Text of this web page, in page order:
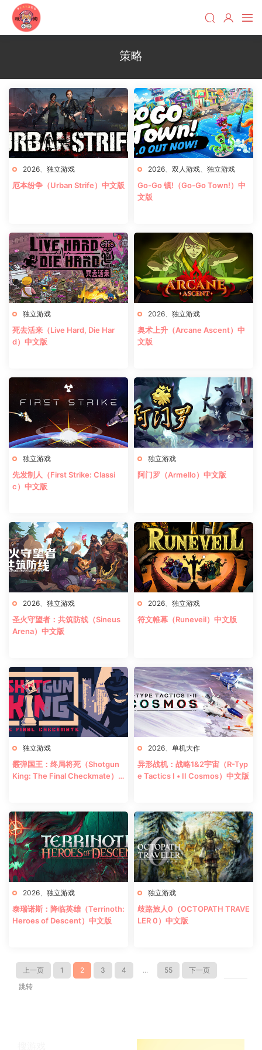
策略
2026、 独立游戏
厄本纷争（Urban Strife）中文版
2026、 双人游戏、 独立游戏
Go-Go 镇!（Go-Go Town!）中
文版
独立游戏
死去活来（Live Hard, Die Har
d）中文版
2026、 独立游戏
奥术上升（Arcane Ascent）中
文版
独立游戏
先发制人（First Strike: Classi
c）中文版
独立游戏
阿门罗（Armello）中文版
2026、 独立游戏
圣火守望者：共筑防线（Sineus
Arena）中文版
2026、 独立游戏
符文帷幕（Runeveil）中文版
独立游戏
霰弹国王：终局将死（Shotgun
King: The Final Checkmate）
2026、 单机大作
异形战机：战略1&2宇宙（R-Typ
e Tactics I • II Cosmos）中文版
2026、 独立游戏
泰瑞诺斯：降临英雄（Terrinoth:
Heroes of Descent）中文版
独立游戏
歧路旅人0（OCTOPATH TRAVE
LER 0）中文版
上一页 1 2 3 4 ... 55
下一页
跳转